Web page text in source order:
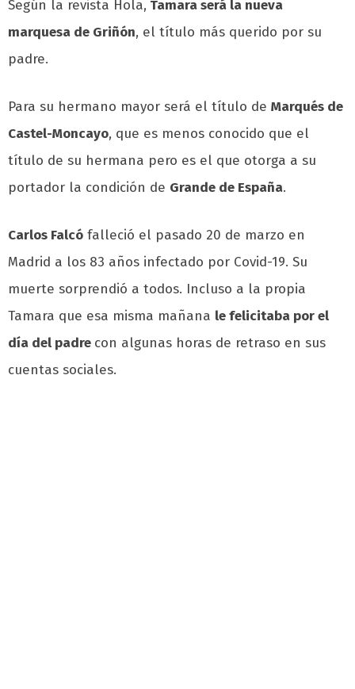
Según la revista Hola, Tamara será la nueva
marquesa de Griñón, el título más querido por su
padre.
Para su hermano mayor será el título de Marqués de
Castel-Moncayo, que es menos conocido que el
título de su hermana pero es el que otorga a su
portador la condición de Grande de España.
Carlos Falcó falleció el pasado 20 de marzo en
Madrid a los 83 años infectado por Covid-19. Su
muerte sorprendió a todos. Incluso a la propia
Tamara que esa misma mañana le felicitaba por el
día del padre con algunas horas de retraso en sus
cuentas sociales.